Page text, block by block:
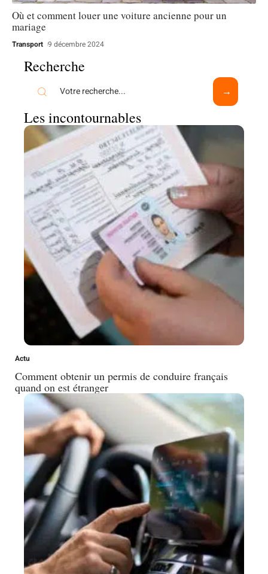
Où et comment louer une voiture ancienne pour un
mariage
Transport 9 décembre 2024
Recherche
Les incontournables
Actu
Comment obtenir un permis de conduire français
quand on est étranger